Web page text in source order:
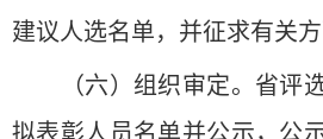
建议人选名单，并征求有关方
（六）组织审定。省评选
拟表彰人员名单并公示，公